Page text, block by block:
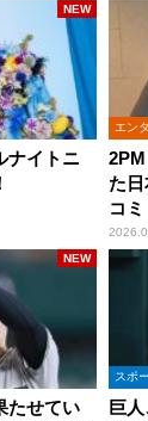
ナイトニ
NEW
エン
た
コミ
たせてい
NEW
スポ
巨